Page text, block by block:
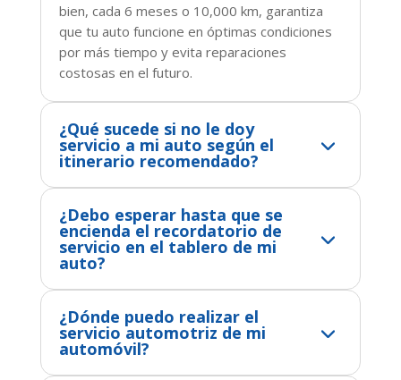
bien, cada 6 meses o 10,000 km, garantiza
que tu auto funcione en óptimas condiciones
por más tiempo y evita reparaciones
costosas en el futuro.
¿Qué sucede si no le doy
servicio a mi auto según el
itinerario recomendado?
¿Debo esperar hasta que se
encienda el recordatorio de
servicio en el tablero de mi
auto?
¿Dónde puedo realizar el
servicio automotriz de mi
automóvil?